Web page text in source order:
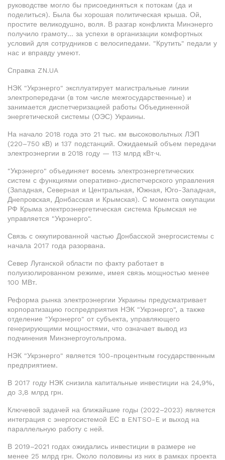
руководстве могло бы присоединяться к потокам (да и
поделиться). Была бы хорошая политическая крыша. Ой,
простите великодушно, воля. В разгар конфликта Минэнерго
получило грамоту… за успехи в организации комфортных
условий для сотрудников с велосипедами. "Крутить" педали у
нас и вправду умеют.
Справка ZN.UA
НЭК "Укрэнерго" эксплуатирует магистральные линии
электропередачи (в том числе межгосударственные) и
занимается диспетчеризацией работы Объединенной
энергетической системы (ОЭС) Украины.
На начало 2018 года это 21 тыс. км высоковольтных ЛЭП
(220–750 кВ) и 137 подстанций. Ожидаемый объем передачи
электроэнергии в 2018 году — 113 млрд кВт∙ч.
"Укрэнерго" объединяет восемь электроэнергетических
систем с функциями оперативно-диспетчерского управления
(Западная, Северная и Центральная, Южная, Юго-Западная,
Днепровская, Донбасская и Крымская). С момента оккупации
РФ Крыма электроэнергетическая система Крымская не
управляется "Укрэнерго".
Связь с оккупированной частью Донбасской энергосистемы с
начала 2017 года разорвана.
Север Луганской области по факту работает в
полуизолированном режиме, имея связь мощностью менее
100 МВт.
Реформа рынка электроэнергии Украины предусматривает
корпоратизацию госпредприятия НЭК "Укрэнерго", а также
отделение "Укрэнерго" от субъекта, управляющего
генерирующими мощностями, что означает вывод из
подчинения Минэнергоугольпрома.
НЭК "Укрэнерго" является 100-процентным государственным
предприятием.
В 2017 году НЭК снизила капитальные инвестиции на 24,9%,
до 3,8 млрд грн.
Ключевой задачей на ближайшие годы (2022–2023) является
интеграция с энергосистемой ЕС в ENTSO-E и выход на
параллельную работу с ней.
В 2019–2021 годах ожидались инвестиции в размере не
менее 25 млрд грн. Около половины из них в рамках проекта